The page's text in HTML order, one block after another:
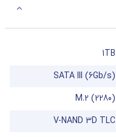
1TB
SATA III (6Gb/s)
M.2 (2280)
V-NAND 3D TLC